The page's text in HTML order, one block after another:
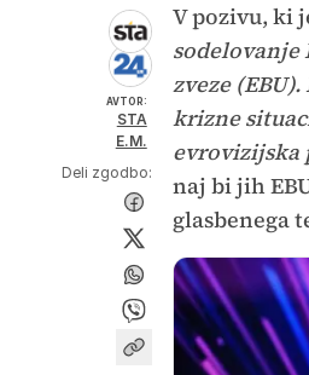
AVTOR:
STA
E.M.
Deli zgodbo:
V pozivu, ki
zveze
krizne
evrovizijska
naj bi jih
glasbenega